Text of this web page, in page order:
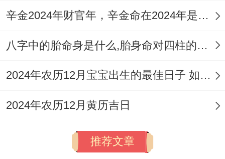
绿植环绕，但不能有带刺的植物，墓前要有
后方宜有靠山,标记有依靠！约要有护卫,变
成藏风聚气的格局。这样的布局最利子孙运
有关2026年6月的搬迁吉日、虽然与迁坟各
式各样；但择吉原则相通！6月适合搬迁的
日子有:6月1日、4日、5日、6日、15日、17
辛金2024年财官年，辛金命在2024年是财官年还是财印年
八字中的胎命身是什么,胎身命对四柱的影响
2024年农历12月宝宝出生的最佳日子 如何挑选适合的吉日
2024年农历12月黄历吉日
推荐文章